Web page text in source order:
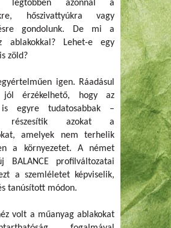
legtöbben azonnal a
hőszivattyúkra vagy
gondolunk. De mi a
ablakokkal? Lehet-e egy
zöld?
igen. Ráadásul
érzékelhető, hogy az
egyre tudatosabbak –
részesítik azokat a
amelyek nem terhelik
a környezetet. A német
BALANCE profilváltozatai
a szemléletet képviselik,
tanúsított módon.
volt a műanyag ablakokat